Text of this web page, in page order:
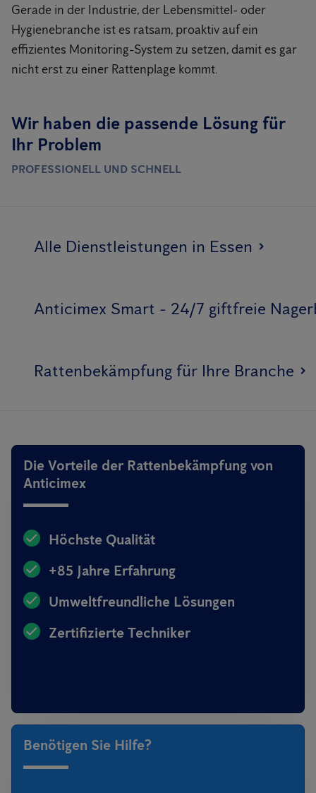
Gerade in der Industrie, der Lebensmittel- oder
Hygienebranche ist es ratsam, proaktiv auf ein
effizientes Monitoring-System zu setzen, damit es gar
nicht erst zu einer Rattenplage kommt.
Wir haben die passende Lösung für
Ihr Problem
PROFESSIONELL UND SCHNELL
Alle Dienstleistungen in Essen
Anticimex Smart - 24/7 giftfreie
Rattenbekämpfung für Ihre Branche
Die Vorteile der Rattenbekämpfung von
Anticimex
Höchste Qualität
+85 Jahre Erfahrung
Umweltfreundliche Lösungen
Zertifizierte Techniker
Benötigen Sie Hilfe?